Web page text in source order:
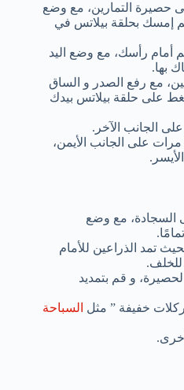
حصيرة التمارين، مع وضع
بحلقة بيلاتس في
رأسك، مع وضع اليد
بها.
مع رفع الصدر و الساق
على حلقة بيلاتس بيدك
الجانب الآخر.
قم بهذا التمرين من 4 إلى 6 مرات على الجانب الأيمن،
السجادة، مع وضع
تمد الذراعين للأمام
للخلف.
و قم بتمديد
خفيفة ” مثل السباحة